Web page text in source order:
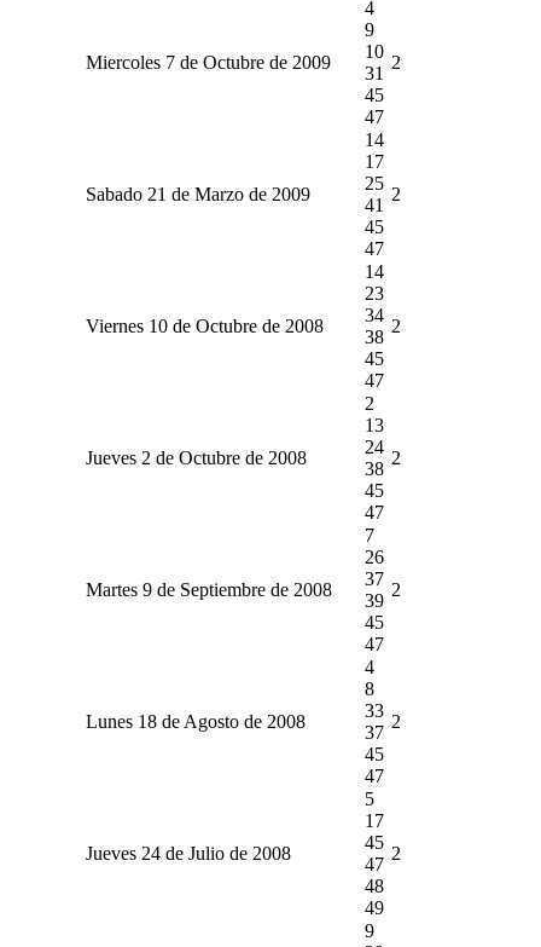
Miercoles 7 de Octubre de 2009
4
9
10
31
45
47
2
Sabado 21 de Marzo de 2009
14
17
25
41
45
47
2
Viernes 10 de Octubre de 2008
14
23
34
38
45
47
2
Jueves 2 de Octubre de 2008
2
13
24
38
45
47
2
Martes 9 de Septiembre de 2008
7
26
37
39
45
47
2
Lunes 18 de Agosto de 2008
4
8
33
37
45
47
2
Jueves 24 de Julio de 2008
5
17
45
47
48
49
2
9